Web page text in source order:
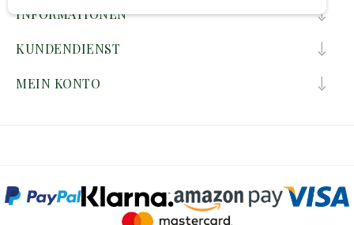
INFORMATIONEN
KUNDENDIENST
MEIN KONTO